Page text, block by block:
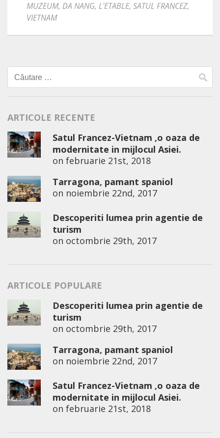
MUZEUM, DA NANG, L'ETABLE, SATUL FRANCEZ,
VIETNAM
Caută
după:
ARTICOLE RECENTE
Satul Francez-Vietnam ,o oaza de
modernitate in mijlocul Asiei.
on februarie 21st, 2018
Tarragona, pamant spaniol
on noiembrie 22nd, 2017
Descoperiti lumea prin agentie de
turism
on octombrie 29th, 2017
ARTICOLE POPULARE
Descoperiti lumea prin agentie de
turism
on octombrie 29th, 2017
Tarragona, pamant spaniol
on noiembrie 22nd, 2017
Satul Francez-Vietnam ,o oaza de
modernitate in mijlocul Asiei.
on februarie 21st, 2018